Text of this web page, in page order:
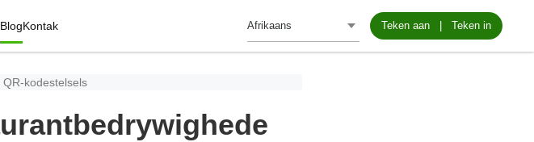
BlogKontak Teken aan Teken in
kodestelsels